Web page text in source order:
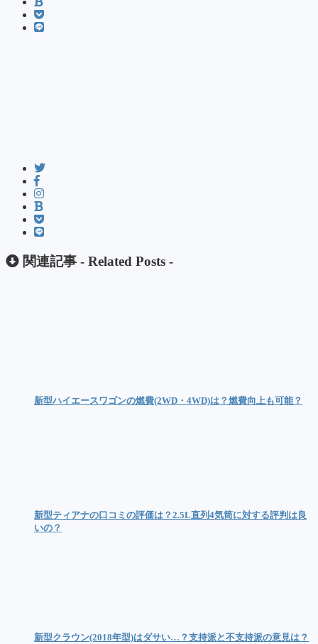
関連記事 - Related Posts -
新型ハイエースワゴンの燃費(2WD・4WD)は？燃費向上も可能？
新型ティアナの口コミの評価は？2.5L直列4気筒に対する評判は良
いの？
新型クラウン(2018年型)はダサい…？支持派と不支持派の意見は？